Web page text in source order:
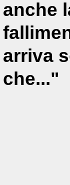
anche
arriva
che..."